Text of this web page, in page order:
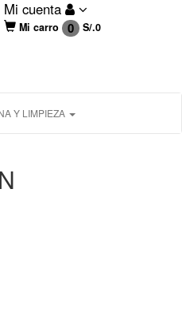
Mi cuenta
Mi carro 0 S/.0
Y LIMPIEZA